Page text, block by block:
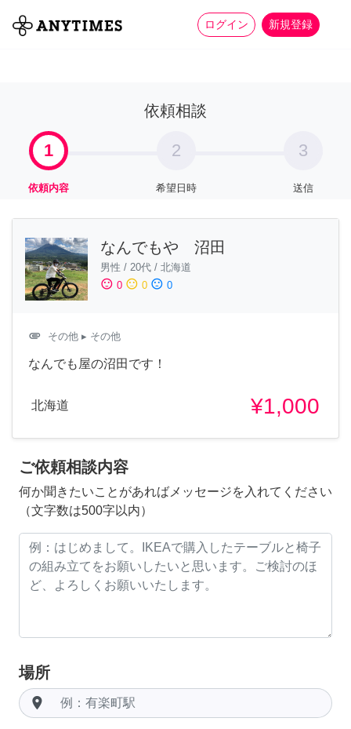
ログイン 新規登録
全て 家事 more_horiz
依頼相談
1
依頼内容
2
希望日時
3
送信
なんでもや 沼田
男性 / 20代 / 北海道
sentiment_satisfied 0 sentiment_neutral 0 sentiment_dissatisfied 0
attachment その他 ▸ その他
なんでも屋の沼田です！
北海道 ¥1,000
ご依頼相談内容
何か聞きたいことがあればメッセージを入れてください
（文字数は500字以内）
場所
room